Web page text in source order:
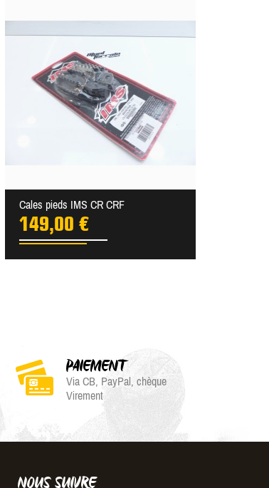
Cales pieds IMS CR CRF
149,00 €
PAIEMENT
Via CB, PayPal, chèque
Virement